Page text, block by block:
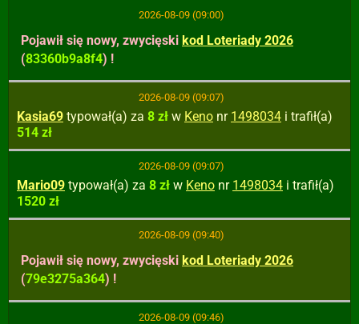
2026-08-09 (09:00)
Pojawił się nowy, zwycięski kod Loteriady 2026
(83360b9a8f4) !
2026-08-09 (09:07)
Kasia69 typował(a) za 8 zł w Keno nr 1498034 i trafił(a)
514 zł
2026-08-09 (09:07)
Mario09 typował(a) za 8 zł w Keno nr 1498034 i trafił(a)
1520 zł
2026-08-09 (09:40)
Pojawił się nowy, zwycięski kod Loteriady 2026
(79e3275a364) !
2026-08-09 (09:46)